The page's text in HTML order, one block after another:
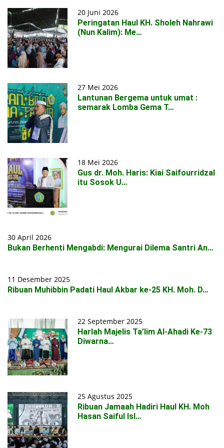
20 Juni 2026
Peringatan Haul KH. Sholeh Nahrawi
(Nun Kalim): Me…
27 Mei 2026
Lantunan Bergema untuk umat :
semarak Lomba Gema T…
18 Mei 2026
Gus dr. Moh. Haris: Kiai Saifourridzal
itu Sosok U…
30 April 2026
Bukan Berhenti Mengabdi: Mengurai Dilema Santri An…
11 Desember 2025
Ribuan Muhibbin Padati Haul Akbar ke-25 KH. Moh. D…
22 September 2025
Harlah Majelis Ta’lim Al-Ahadi Ke-73
Diwarna…
25 Agustus 2025
Ribuan Jamaah Hadiri Haul KH. Moh
Hasan Saiful Isl…